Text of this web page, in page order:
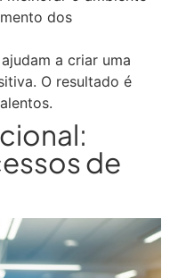
dos
a criar uma
O resultado é
de